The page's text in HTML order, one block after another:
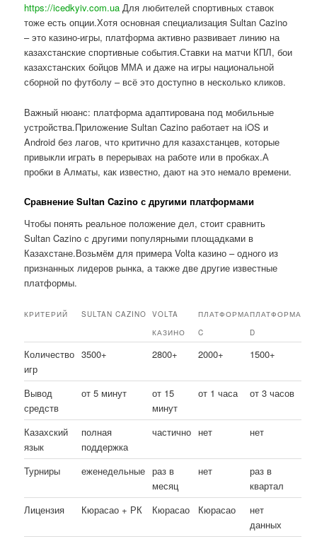
https://icedkyiv.com.ua Для любителей спортивных ставок
тоже есть опции.Хотя основная специализация Sultan Cazino
– это казино-игры, платформа активно развивает линию на
казахстанские спортивные события.Ставки на матчи КПЛ, бои
казахстанских бойцов ММА и даже на игры национальной
сборной по футболу – всё это доступно в несколько кликов.
Важный нюанс: платформа адаптирована под мобильные
устройства.Приложение Sultan Cazino работает на iOS и
Android без лагов, что критично для казахстанцев, которые
привыкли играть в перерывах на работе или в пробках.А
пробки в Алматы, как известно, дают на это немало времени.
Сравнение Sultan Cazino с другими платформами
Чтобы понять реальное положение дел, стоит сравнить
Sultan Cazino с другими популярными площадками в
Казахстане.Возьмём для примера Volta казино – одного из
признанных лидеров рынка, а также две другие известные
платформы.
КРИТЕРИЙ SULTAN CAZINO
VOLTA
КАЗИНО
ПЛАТФОРМА
C
ПЛАТФОРМА
D
Количество
игр
3500+ 2800+ 2000+ 1500+
Вывод
средств
от 5 минут
от 15
минут
от 1 часа от 3 часов
Казахский
язык
полная
поддержка
частично нет нет
Турниры еженедельные раз в
месяц
нет
раз в
квартал
Лицензия
Кюрасао + РК Кюрасао Кюрасао
нет
данных